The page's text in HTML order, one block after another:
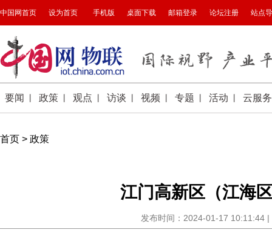
首页 > 政策
江门高新区（江海
发布时间：2024-01-17 10:11:44